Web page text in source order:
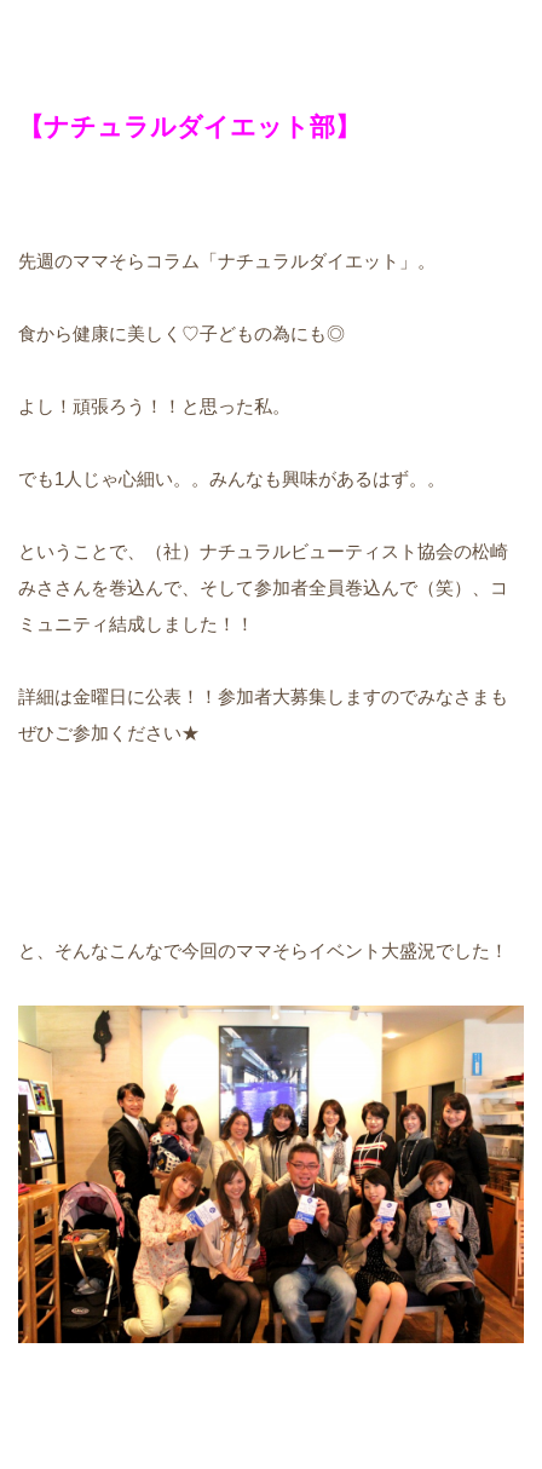
【ナチュラルダイエット部】
先週のママそらコラム「ナチュラルダイエット」。
食から健康に美しく♡子どもの為にも◎
よし！頑張ろう！！と思った私。
でも1人じゃ心細い。。みんなも興味があるはず。。
ということで、（社）ナチュラルビューティスト協会の松崎
みささんを巻込んで、そして参加者全員巻込んで（笑）、コ
ミュニティ結成しました！！
詳細は金曜日に公表！！参加者大募集しますのでみなさまも
ぜひご参加ください★
と、そんなこんなで今回のママそらイベント大盛況でした！